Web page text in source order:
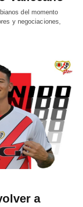
del momento
y negociaciones,
a